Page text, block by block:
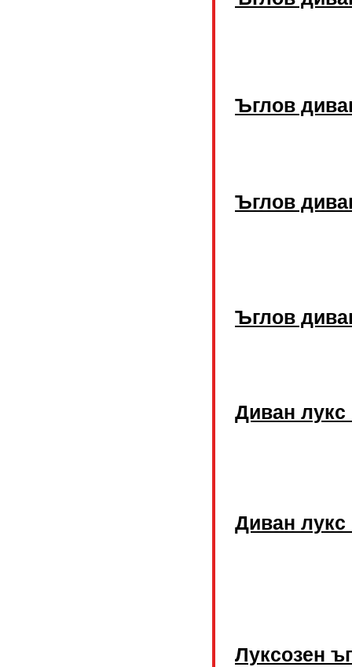
Ъглов
Ъглов
Ъглов
Диван
Диван
Луксозен